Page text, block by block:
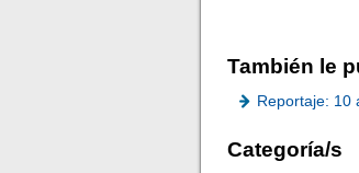
También le
Reportaje: 10
Categoría/s